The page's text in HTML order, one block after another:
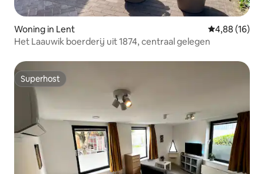
Woning in Lent Gemiddelde
4,88 (16)
Het Laauwik boerderij uit 1874, centraal gelegen
Superhost
Superhost